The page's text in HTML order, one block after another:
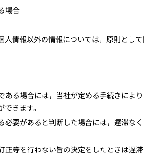
場合
情報以外の情報については，原則として
る場合には，当社が定める手続きによ
きます。
要があると判断した場合には，遅滞な
等を行わない旨の決定をしたときは遅